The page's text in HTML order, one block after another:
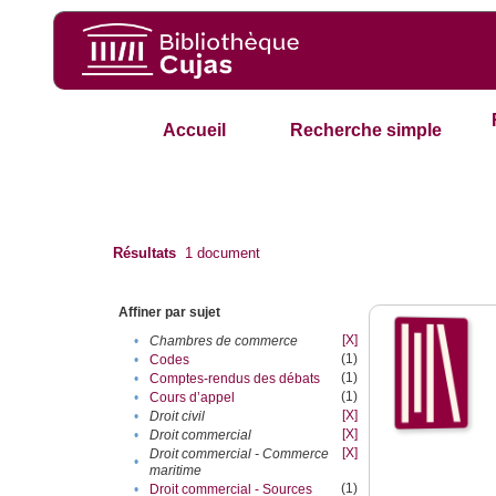
Accueil Recherche simple
Résultats 1 document
Affiner par sujet
•
Chambres de commerce
[X]
•
Codes
(1)
•
Comptes-rendus des débats
(1)
•
Cours d’appel
(1)
•
Droit civil
[X]
•
Droit commercial
[X]
•
Droit commercial - Commerce
maritime
[X]
• Droit commercial - Sources (1)